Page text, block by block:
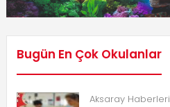
Bugün En Çok Okulanlar
Aksaray Haberleri